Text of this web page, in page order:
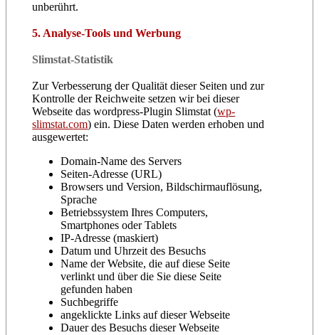
unberührt.
5. Analyse-Tools und Werbung
Slimstat-Statistik
Zur Verbesserung der Qualität dieser Seiten und zur
Kontrolle der Reichweite setzen wir bei dieser
Webseite das wordpress-Plugin Slimstat (wp-
slimstat.com) ein. Diese Daten werden erhoben und
ausgewertet:
Domain-Name des Servers
Seiten-Adresse (URL)
Browsers und Version, Bildschirmauflösung,
Sprache
Betriebssystem Ihres Computers,
Smartphones oder Tablets
IP-Adresse (maskiert)
Datum und Uhrzeit des Besuchs
Name der Website, die auf diese Seite
verlinkt und über die Sie diese Seite
gefunden haben
Suchbegriffe
angeklickte Links auf dieser Webseite
Dauer des Besuchs dieser Webseite